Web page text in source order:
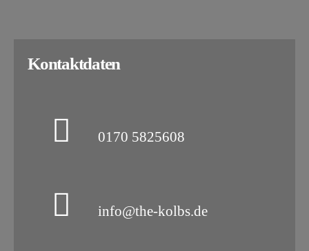
Kontaktdaten
0170 5825608
info@the-kolbs.de